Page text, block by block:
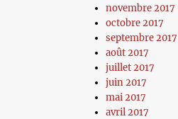
novembre 2017
octobre 2017
septembre 2017
août 2017
juillet 2017
juin 2017
mai 2017
avril 2017